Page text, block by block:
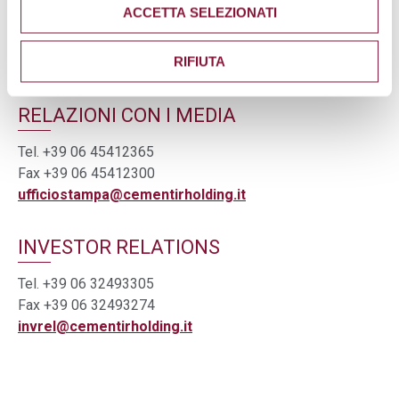
ACCETTA SELEZIONATI
RIFIUTA
RELAZIONI CON I MEDIA
Tel. +39 06 45412365
Fax +39 06 45412300
ufficiostampa@cementirholding.it
INVESTOR RELATIONS
Tel. +39 06 32493305
Fax +39 06 32493274
invrel@cementirholding.it